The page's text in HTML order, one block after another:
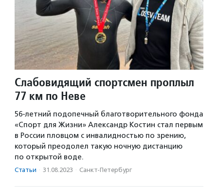
Слабовидящий спортсмен проплыл
77 км по Неве
56-летний подопечный благотворительного фонда
«Спорт для Жизни» Александр Костин стал первым
в России пловцом с инвалидностью по зрению,
который преодолел такую ночную дистанцию
по открытой воде.
Статьи · 31.08.2023 · Санкт-Петербург